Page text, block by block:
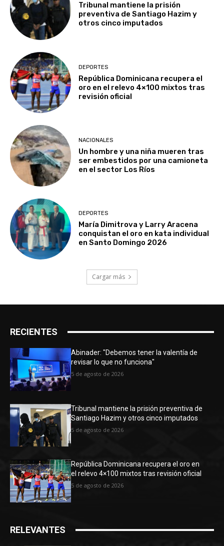
Tribunal mantiene la prisión
preventiva de Santiago Hazim y
otros cinco imputados
DEPORTES
República Dominicana recupera el
oro en el relevo 4×100 mixtos tras
revisión oficial
NACIONALES
Un hombre y una niña mueren tras
ser embestidos por una camioneta
en el sector Los Ríos
DEPORTES
María Dimitrova y Larry Aracena
conquistan el oro en kata individual
en Santo Domingo 2026
Cargar más
RECIENTES
Abinader: "Debemos tener la valentía de
revisar lo que no funciona"
5 de agosto de 2026
Tribunal mantiene la prisión preventiva de
Santiago Hazim y otros cinco imputados
5 de agosto de 2026
República Dominicana recupera el oro en
el relevo 4×100 mixtos tras revisión oficial
5 de agosto de 2026
RELEVANTES